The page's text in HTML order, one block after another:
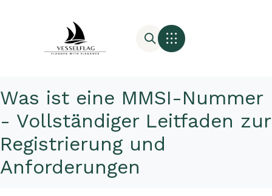
Was ist eine MMSI-Nummer
- Vollständiger Leitfaden zur
Registrierung und
Anforderungen